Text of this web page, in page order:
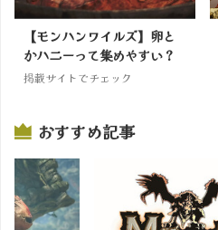
【モンハンワイルズ】卵と
かハニーって集めやすい？
掲載サイトでチェック
おすすめ記事